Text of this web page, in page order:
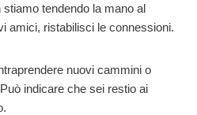
tendendo la mano al
amici, ristabilisci le connessioni.
nuovi cammini o
indicare che sei restio ai